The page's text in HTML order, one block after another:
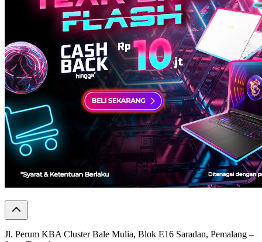
Jl. Perum KBA Cluster Bale Mulia, Blok E16 Saradan, Pemalang –